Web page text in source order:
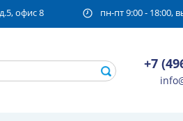
офис 8 пн-пт 9:00 - 18:00,
+7